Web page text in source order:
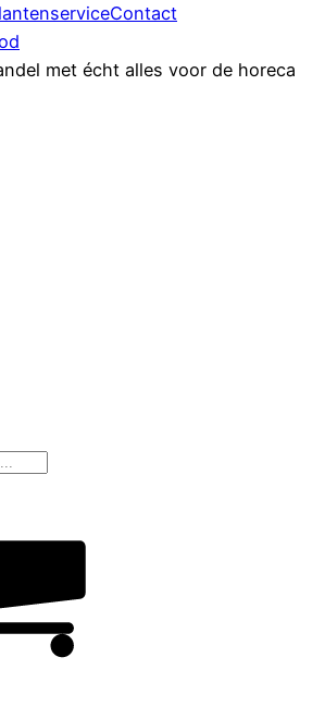
Contact
met écht alles voor de horeca